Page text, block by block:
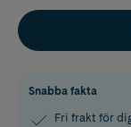
Snabba fakta
Fri frakt för